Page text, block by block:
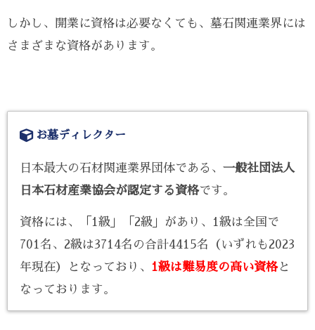
しかし、開業に資格は必要なくても、墓石関連業界には
さまざまな資格があります。
お墓ディレクター
日本最大の石材関連業界団体である、一般社団法人
日本石材産業協会が認定する資格です。
資格には、「1級」「2級」があり、1級は全国で
701名、2級は3714名の合計4415名（いずれも2023
年現在）となっており、 1級は難易度の高い資格と
なっております。